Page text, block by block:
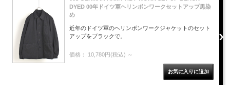
DYED 00年ドイツ軍ヘリンボンワークセットアップ黒染
め
近年のドイツ軍のヘリンボンワークジャケットのセット
アップをブラックで。
価格： 10,780円(税込) ～